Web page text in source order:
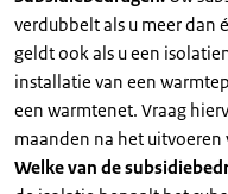
verdubbelt als u meer dan
geldt ook als u een
installatie van een
een warmtenet. Vraag
maanden na het uitvoeren
Welke van de